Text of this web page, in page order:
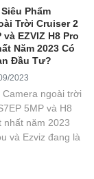
Phẩm
Trời Cruiser 2
và EZVIZ H8 Pro
Năm 2023 Có
Đầu Tư?
2023
ngoài trời
5MP và H8
nhất năm 2023
và Ezviz đang là